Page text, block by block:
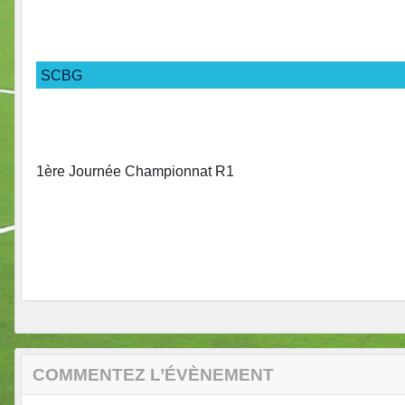
SCBG
1ère Journée Championnat R1
COMMENTEZ L’ÉVÈNEMENT